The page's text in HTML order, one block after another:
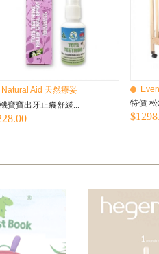
Natural Aid 天然療妥
寶寶出牙止癢舒緩...
特價-